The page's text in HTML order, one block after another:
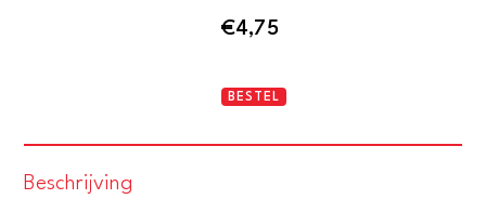
€4,75
Poort
BESTEL
Beschrijving